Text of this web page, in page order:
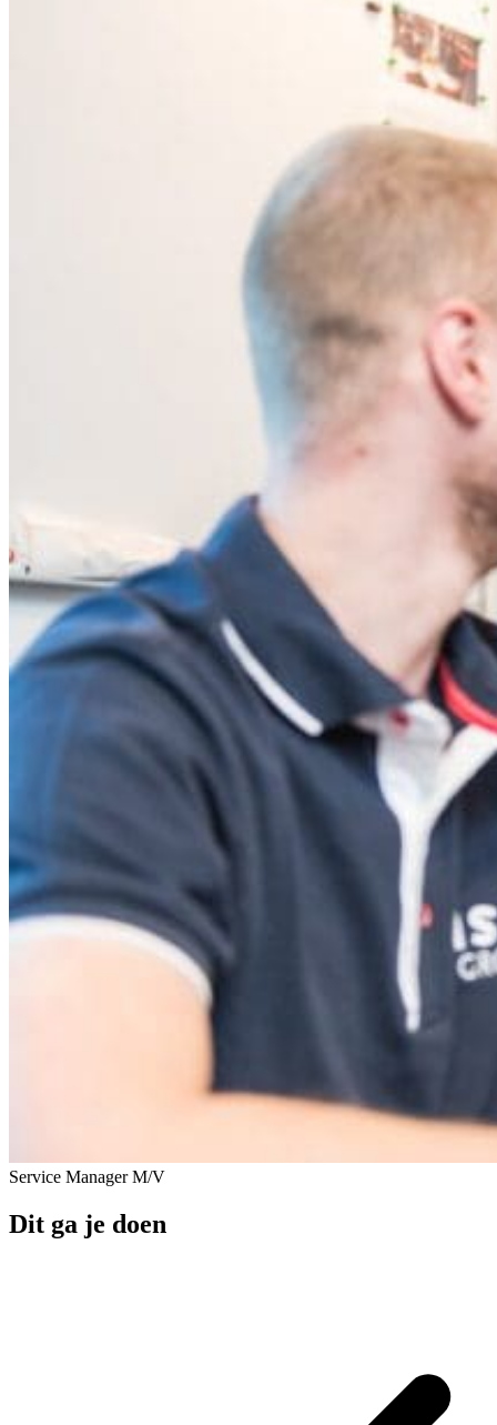
Service Manager M/V
Dit ga je doen